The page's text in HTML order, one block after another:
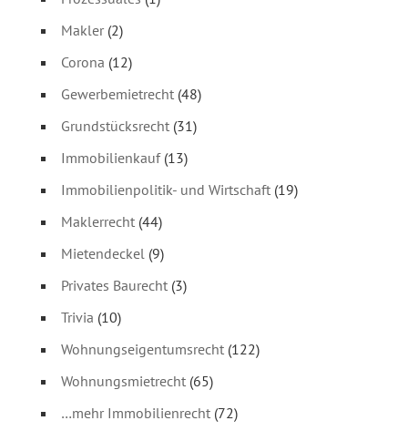
Makler(2)
Corona (12)
Gewerbemietrecht(48)
Grundstücksrecht(31)
Immobilienkauf(13)
Immobilienpolitik- und Wirtschaft(19)
Maklerrecht(44)
Mietendeckel(9)
Privates Baurecht(3)
Trivia (10)
Wohnungseigentumsrecht(122)
Wohnungsmietrecht(65)
…mehr Immobilienrecht(72)